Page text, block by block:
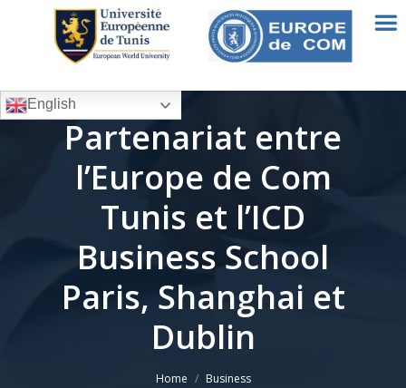
Partenariat entre
l’Europe de Com
Tunis et l’ICD
Business School
Paris, Shanghai et
Dublin
Home Business
English